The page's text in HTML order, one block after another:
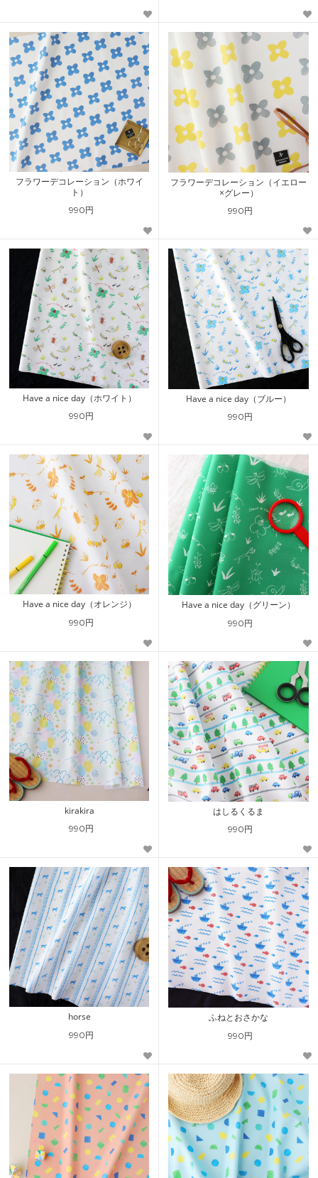
フラワーデコレーション（ホワイ
ト）
990円
フラワーデコレーション（イエロー
×グレー）
990円
Have a nice day（ホワイト）
990円
Have a nice day（ブルー）
990円
Have a nice day（オレンジ）
990円
Have a nice day（グリーン）
990円
kirakira
990円
はしるくるま
990円
horse
990円
ふねとおさかな
990円